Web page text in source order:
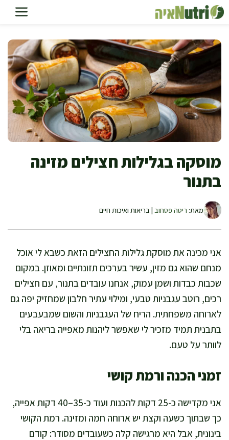
לדלג
לתוכן
מוסקה בגלילות חצילים מזינה
בתנור
מאת: ריטה פסחוב | בריאות ואיכות חיים
אני מכינה את מוסקת גלילות החצילים הזאת כשבא לי אוכל
מנחם שהוא גם מזין, עשיר בערכים תזונתיים ומאוזן. במקום
שכבות כבדות ושמן עמוק, אנחנו עובדים בתנור, עם חצילים
רכים, רוטב עגבניות טבעי, ומילוי עתיר חלבון שמחזיק יפה גם
לארוחה משפחתית. הריח של העגבניות והשום שמבעבעים
בתבנית תמיד מזכיר לי שאפשר ליהנות מאפייה בריאה בלי
לוותר על טעם.
זמני הכנה ורמת קושי
אני מקדישה כ-25 דקות להכנות ועוד כ-35–40 דקות אפייה,
כך שבתוך כשעה וקצת יש ארוחה חמה ומזינה. רמת הקושי
בינונית, אבל היא מרגישה קלה כשעובדים מסודר: קודם